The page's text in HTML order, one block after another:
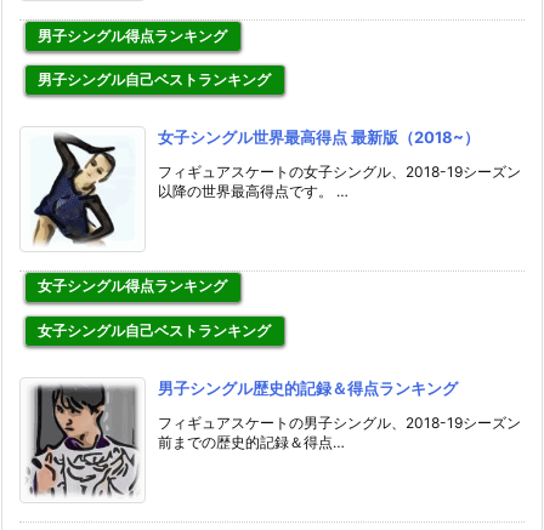
男子シングル得点ランキング
男子シングル自己ベストランキング
女子シングル世界最高得点 最新版（2018~）
フィギュアスケートの女子シングル、2018-19シーズン
以降の世界最高得点です。 …
女子シングル得点ランキング
女子シングル自己ベストランキング
男子シングル歴史的記録＆得点ランキング
フィギュアスケートの男子シングル、2018-19シーズン
前までの歴史的記録＆得点…